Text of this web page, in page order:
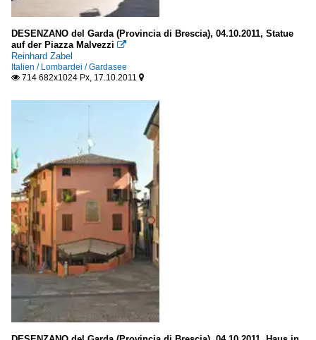
DESENZANO del Garda (Provincia di Brescia), 04.10.2011, Statue
auf der Piazza Malvezzi 
Reinhard Zabel
Italien / Lombardei / Gardasee
 714 682x1024 Px, 17.10.2011 